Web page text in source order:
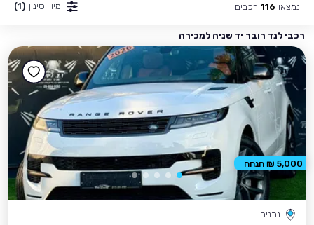
נמצאו 116 רכבים מיון וסינון (1)
רכבי לנד רובר יד שניה למכירה
נתניה
5,000 ₪ הנחה